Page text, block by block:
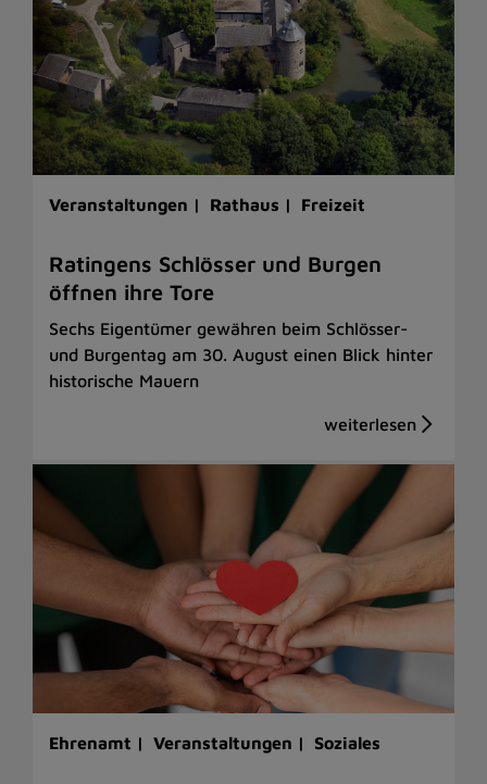
Veranstaltungen | Rathaus | Freizeit
Ratingens Schlösser und Burgen
öffnen ihre Tore
Sechs Eigentümer gewähren beim Schlösser-
und Burgentag am 30. August einen Blick hinter
historische Mauern
Ehrenamt | Veranstaltungen | Soziales